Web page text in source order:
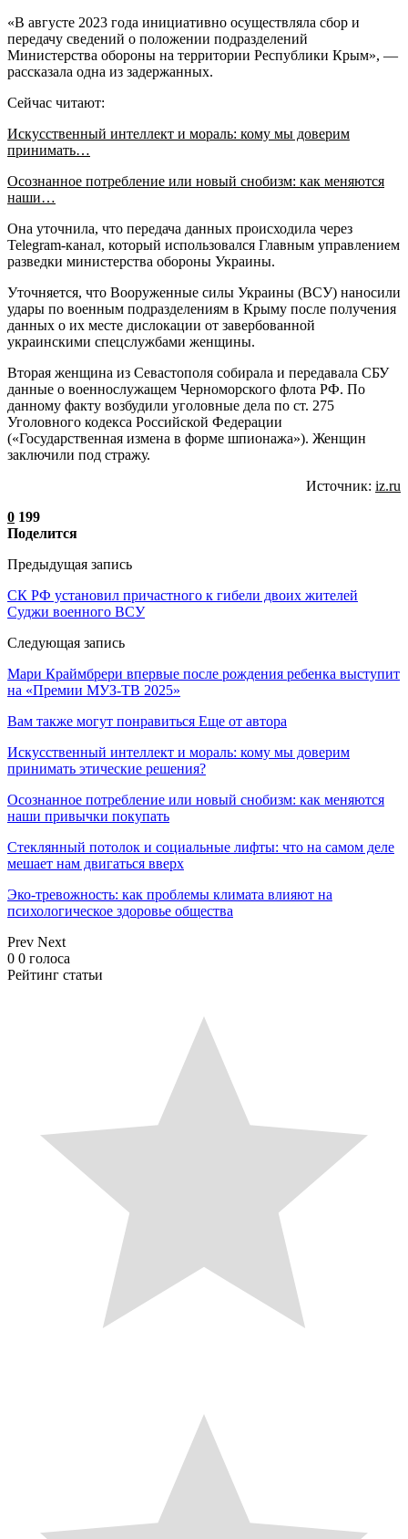
«В августе 2023 года инициативно осуществляла сбор и
передачу сведений о положении подразделений
Министерства обороны на территории Республики Крым», —
рассказала одна из задержанных.
Сейчас читают:
Искусственный интеллект и мораль: кому мы доверим
принимать…
Осознанное потребление или новый снобизм: как меняются
наши…
Она уточнила, что передача данных происходила через
Telegram-канал, который использовался Главным управлением
разведки министерства обороны Украины.
Уточняется, что Вооруженные силы Украины (ВСУ) наносили
удары по военным подразделениям в Крыму после получения
данных о их месте дислокации от завербованной
украинскими спецслужбами женщины.
Вторая женщина из Севастополя собирала и передавала СБУ
данные о военнослужащем Черноморского флота РФ. По
данному факту возбудили уголовные дела по ст. 275
Уголовного кодекса Российской Федерации
(«Государственная измена в форме шпионажа»). Женщин
заключили под стражу.
Источник: iz.ru
0 199
Поделится
Предыдущая запись
СК РФ установил причастного к гибели двоих жителей
Суджи военного ВСУ
Следующая запись
Мари Краймбрери впервые после рождения ребенка выступит
на «Премии МУЗ-ТВ 2025»
Вам также могут понравиться Еще от автора
Искусственный интеллект и мораль: кому мы доверим
принимать этические решения?
Осознанное потребление или новый снобизм: как меняются
наши привычки покупать
Стеклянный потолок и социальные лифты: что на самом деле
мешает нам двигаться вверх
Эко-тревожность: как проблемы климата влияют на
психологическое здоровье общества
Prev Next
0 0 голоса
Рейтинг статьи